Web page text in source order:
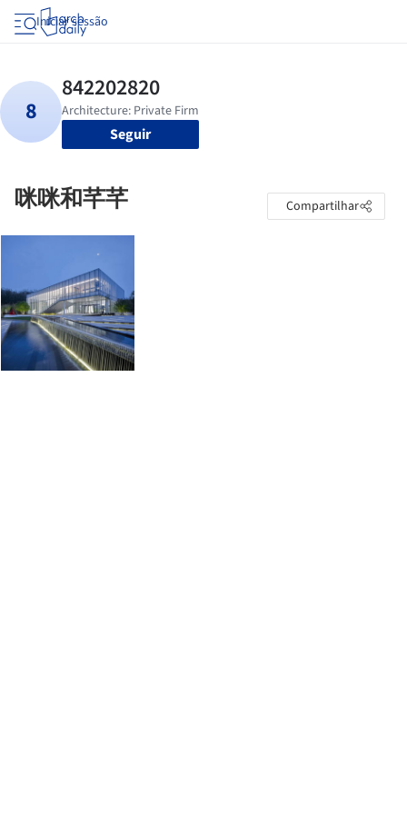
Iniciar sessão
Seguir
咪咪和芊芊 Compartilhar